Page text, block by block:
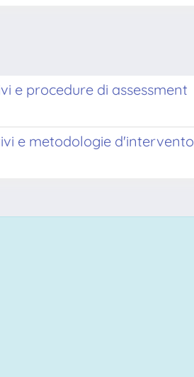
e procedure di assessment
e metodologie d'intervento